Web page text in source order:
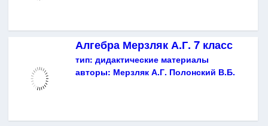
Алгебра Мерзляк А.Г. 7 класс
тип: дидактические материалы
авторы: Мерзляк А.Г. Полонский В.Б.